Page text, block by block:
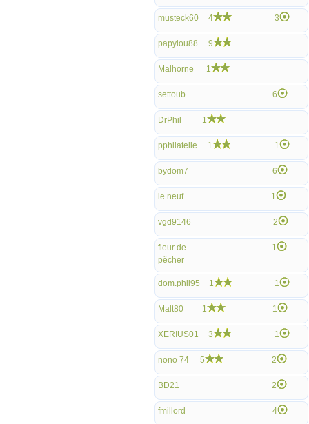
musteck60 4 3
papylou88 9
Malhorne 1
settoub 6
DrPhil 1
pphilatelie 1 1
bydom7 6
le neuf 1
vgd9146 2
fleur de
pêcher
1
dom.phil95 1 1
Malt80 1 1
XERIUS01 3 1
nono 74 5 2
BD21 2
fmillord 4